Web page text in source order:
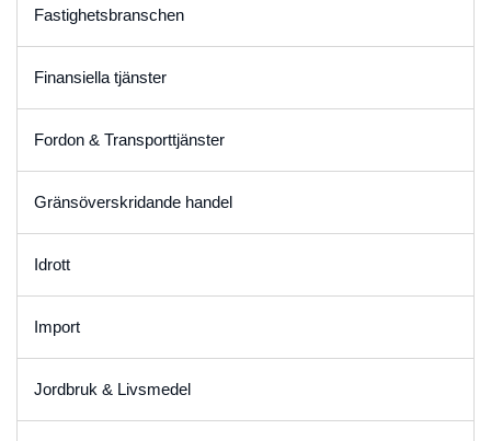
Fastighetsbranschen
Finansiella tjänster
Fordon & Transporttjänster
Gränsöverskridande handel
Idrott
Import
Jordbruk & Livsmedel